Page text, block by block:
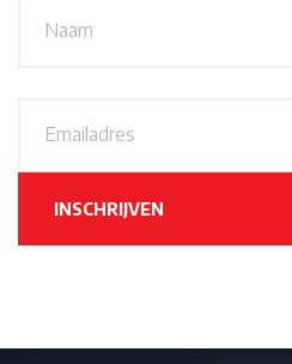
i
d
*
INSCHRIJVEN